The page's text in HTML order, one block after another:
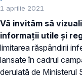
1 aprilie 2021
Vă invităm să
informații utile și
limitarea răspândirii
lansate în cadrul
derulată de Ministerul